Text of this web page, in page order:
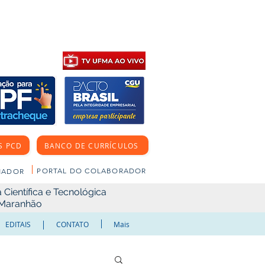
PCD BANCO DE CURRÍCULOS
PORTAL DO COLABORADOR
e Tecnológica
EDITAIS CONTATO Mais